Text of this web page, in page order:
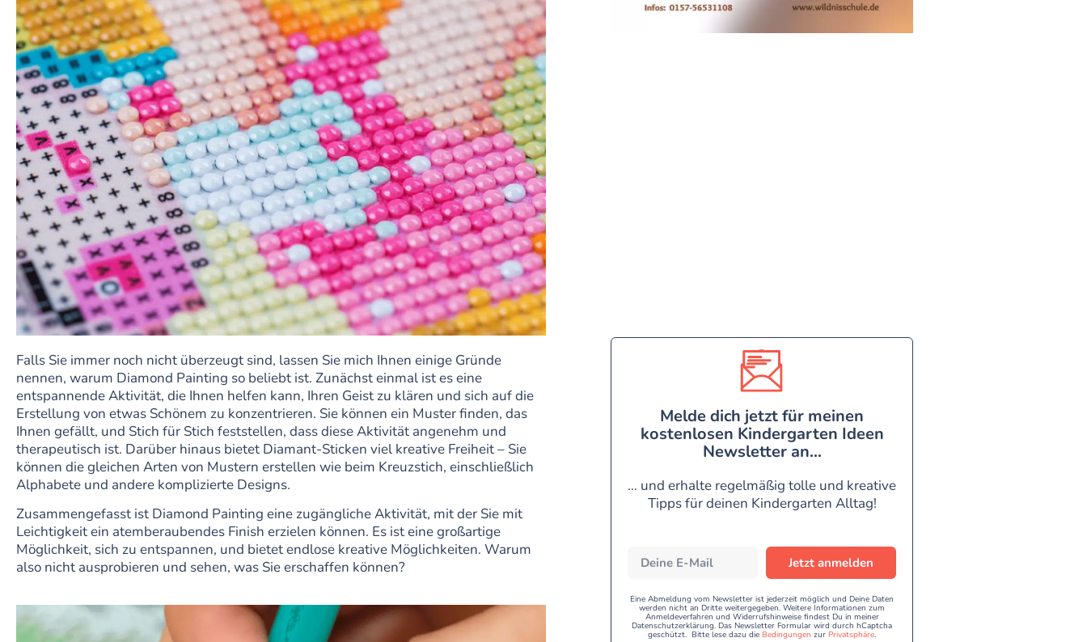
Falls Sie immer noch nicht überzeugt sind, lassen Sie mich Ihnen einige Gründe
nennen, warum Diamond Painting so beliebt ist. Zunächst einmal ist es eine
entspannende Aktivität, die Ihnen helfen kann, Ihren Geist zu klären und sich auf die
Erstellung von etwas Schönem zu konzentrieren. Sie können ein Muster finden, das
Ihnen gefällt, und Stich für Stich feststellen, dass diese Aktivität angenehm und
therapeutisch ist. Darüber hinaus bietet Diamant-Sticken viel kreative Freiheit – Sie
können die gleichen Arten von Mustern erstellen wie beim Kreuzstich, einschließlich
Alphabete und andere komplizierte Designs.
Zusammengefasst ist Diamond Painting eine zugängliche Aktivität, mit der Sie mit
Leichtigkeit ein atemberaubendes Finish erzielen können. Es ist eine großartige
Möglichkeit, sich zu entspannen, und bietet endlose kreative Möglichkeiten. Warum
also nicht ausprobieren und sehen, was Sie erschaffen können?
Melde dich jetzt für meinen
kostenlosen Kindergarten Ideen
Newsletter an...
… und erhalte regelmäßig tolle und kreative
Tipps für deinen Kindergarten Alltag!
Jetzt anmelden
Eine Abmeldung vom Newsletter ist jederzeit möglich und Deine Daten
werden nicht an Dritte weitergegeben. Weitere Informationen zum
Anmeldeverfahren und Widerrufshinweise findest Du in meiner
Datenschutzerklärung. Das Newsletter Formular wird durch hCaptcha
geschützt. Bitte lese dazu die Bedingungen zur Privatsphäre.